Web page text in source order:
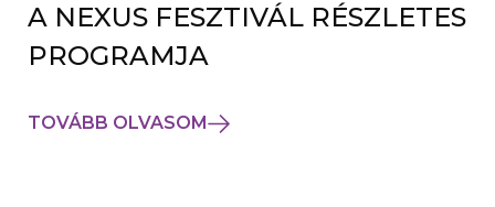
A NEXUS FESZTIVÁL RÉSZLETES
PROGRAMJA
TOVÁBB OLVASOM